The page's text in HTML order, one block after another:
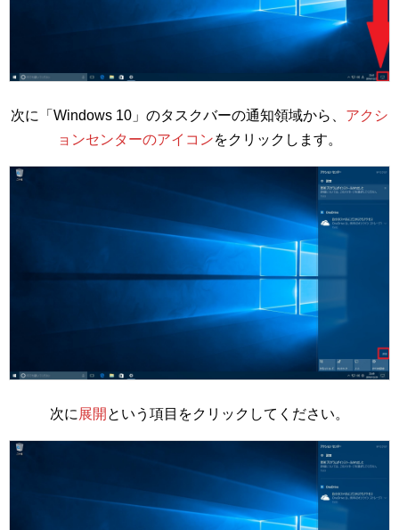
次に「Windows 10」のタスクバーの通知領域から、 アクシ
ョンセンターのアイコンをクリックします。
次に 展開 という項目をクリックしてください。